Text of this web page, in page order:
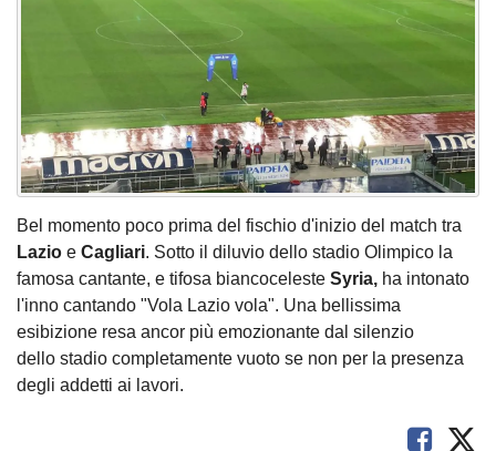
Bel momento poco prima del fischio d'inizio del match tra
Lazio e Cagliari. Sotto il diluvio dello stadio Olimpico la
famosa cantante, e tifosa biancoceleste Syria, ha intonato
l'inno cantando "Vola Lazio vola". Una bellissima
esibizione resa ancor più emozionante dal silenzio
dello stadio completamente vuoto se non per la presenza
degli addetti ai lavori.